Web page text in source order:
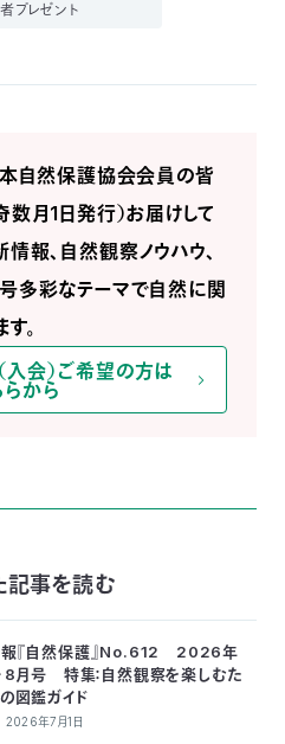
プレゼント
本自然保護協会会員の皆
月1日発行）お届けして
報、自然観察ノウハウ、
多彩なテーマで自然に関
。
入会）ご希望の方は
らから
記事を読む
『自然保護』No.612 2026年
8月号 特集：自然観察を楽しむた
図鑑ガイド
2026年7月1日